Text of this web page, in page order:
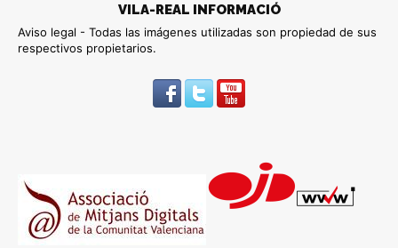
VILA-REAL INFORMACIÓ
Aviso legal - Todas las imágenes utilizadas son propiedad de sus
respectivos propietarios.